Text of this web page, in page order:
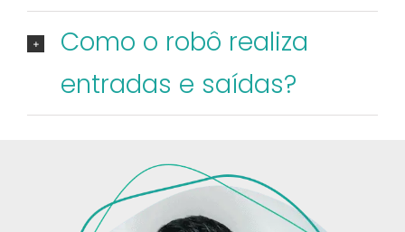
Como o robô realiza
entradas e saídas?